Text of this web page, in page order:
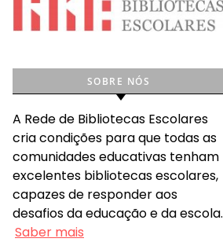
SOBRE NÓS
A Rede de Bibliotecas Escolares
cria condições para que todas as
comunidades educativas tenham
excelentes bibliotecas escolares,
capazes de responder aos
desafios da educação e da escola.
Saber mais